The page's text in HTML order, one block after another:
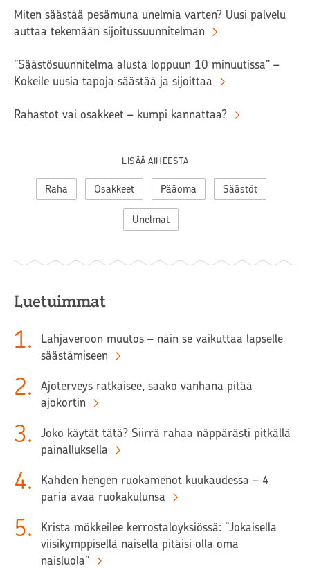
Miten säästää pesämuna unelmia varten? Uusi palvelu
auttaa tekemään sijoitussuunnitelman
”Säästösuunnitelma alusta loppuun 10 minuutissa” –
Kokeile uusia tapoja säästää ja sijoittaa
Rahastot vai osakkeet – kumpi kannattaa?
LISÄÄ AIHEESTA
Raha Osakkeet Pääoma Säästöt
Unelmat
Luetuimmat
1.
Lahjaveroon muutos – näin se vaikuttaa lapselle
säästämiseen
2.
Ajoterveys ratkaisee, saako vanhana pitää
ajokortin
3.
Joko käytät tätä? Siirrä rahaa näppärästi pitkällä
painalluksella
4.
Kahden hengen ruokamenot kuukaudessa – 4
paria avaa ruokakulunsa
5.
Krista mökkeilee kerrostaloyksiössä: ”Jokaisella
viisikymppisellä naisella pitäisi olla oma
naisluola”